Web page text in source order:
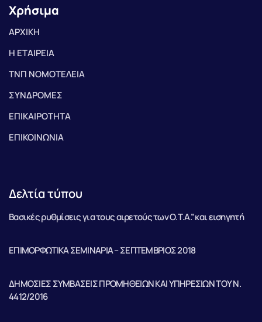
Χρήσιμα
ΑΡΧΙΚΗ
Η ΕΤΑΙΡΕΙΑ
ΤΝΠ ΝΟΜΟΤΕΛΕΙΑ
ΣΥΝΔΡΟΜΕΣ
ΕΠΙΚΑΙΡΟΤΗΤΑ
ΕΠΙΚΟΙΝΩΝΙΑ
Δελτία τύπου
Βασικές ρυθμίσεις για τους αιρετούς των Ο.Τ.Α.” και εισηγητή
ΕΠΙΜΟΡΦΩΤΙΚΑ ΣΕΜΙΝΑΡΙΑ – ΣΕΠΤΕΜΒΡΙΟΣ 2018
ΔΗΜΟΣΙΕΣ ΣΥΜΒΑΣΕΙΣ ΠΡΟΜΗΘΕΙΩΝ ΚΑΙ ΥΠΗΡΕΣΙΩΝ ΤΟΥ Ν.
4412/2016